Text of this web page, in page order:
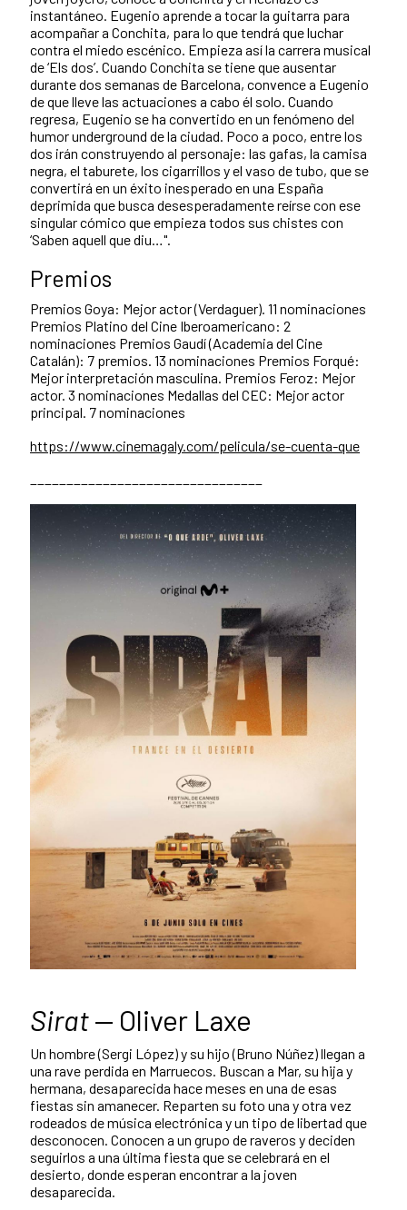
instantáneo. Eugenio aprende a tocar la guitarra para
acompañar a Conchita, para lo que tendrá que luchar
contra el miedo escénico. Empieza así la carrera musical
de ‘Els dos’. Cuando Conchita se tiene que ausentar
durante dos semanas de Barcelona, convence a Eugenio
de que lleve las actuaciones a cabo él solo. Cuando
regresa, Eugenio se ha convertido en un fenómeno del
humor underground de la ciudad. Poco a poco, entre los
dos irán construyendo al personaje: las gafas, la camisa
negra, el taburete, los cigarrillos y el vaso de tubo, que se
convertirá en un éxito inesperado en una España
deprimida que busca desesperadamente reírse con ese
singular cómico que empieza todos sus chistes con
‘Saben aquell que diu…".
Premios
Premios Goya: Mejor actor (Verdaguer). 11 nominaciones
Premios Platino del Cine Iberoamericano: 2
nominaciones Premios Gaudí (Academia del Cine
Catalán): 7 premios. 13 nominaciones Premios Forqué:
Mejor interpretación masculina. Premios Feroz: Mejor
actor. 3 nominaciones Medallas del CEC: Mejor actor
principal. 7 nominaciones
https://www.cinemagaly.com/pelicula/se-cuenta-que
Sirat— Oliver Laxe
Un hombre (Sergi López) y su hijo (Bruno Núñez) llegan a
una rave perdida en Marruecos. Buscan a Mar, su hija y
hermana, desaparecida hace meses en una de esas
fiestas sin amanecer. Reparten su foto una y otra vez
rodeados de música electrónica y un tipo de libertad que
desconocen. Conocen a un grupo de raveros y deciden
seguirlos a una última fiesta que se celebrará en el
desierto, donde esperan encontrar a la joven
desaparecida.